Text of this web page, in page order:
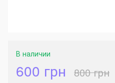
В наличии
600 грн 800 грн